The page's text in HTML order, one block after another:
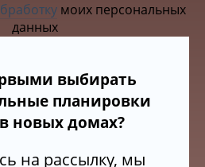
моих персональных
данных
выбирать
планировки
новых домах?
на рассылку, мы